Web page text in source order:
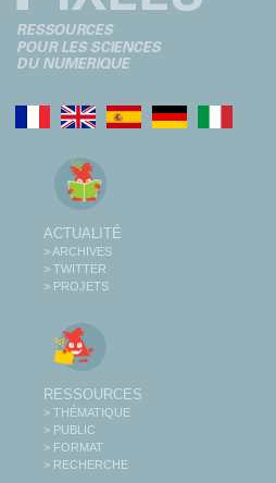
ACTUALITÉ
> ARCHIVES
> TWITTER
> PROJETS
RESSOURCES
> THÉMATIQUE
> PUBLIC
> FORMAT
> RECHERCHE